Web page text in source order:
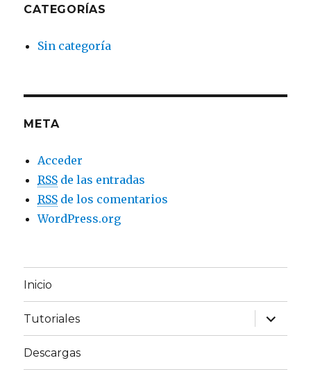
CATEGORÍAS
Sin categoría
META
Acceder
RSS de las entradas
RSS de los comentarios
WordPress.org
Inicio
Tutoriales
expande
el
menú
Descargas